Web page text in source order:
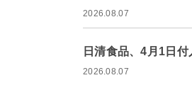
2026.08.07
日清食品、4月1日付
2026.08.07